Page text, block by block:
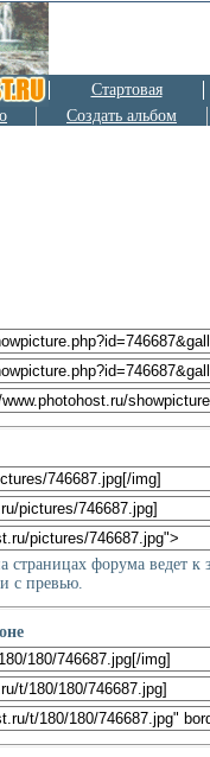
Стартовая
Создать альбом
страницах форума ведет
с превью.